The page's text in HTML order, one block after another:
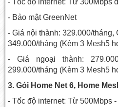
- Tốc độ internet: Từ 300Mbps
- Bảo mật GreenNet
- Giá nội thành: 329.000/tháng,
349.000/tháng (Kèm 3 Mesh5
- Giá ngoại thành:
299.000/tháng (Kèm 3 Mesh5
3. Gói Home Net 6, Home
- Tốc độ internet: Từ 500Mbps